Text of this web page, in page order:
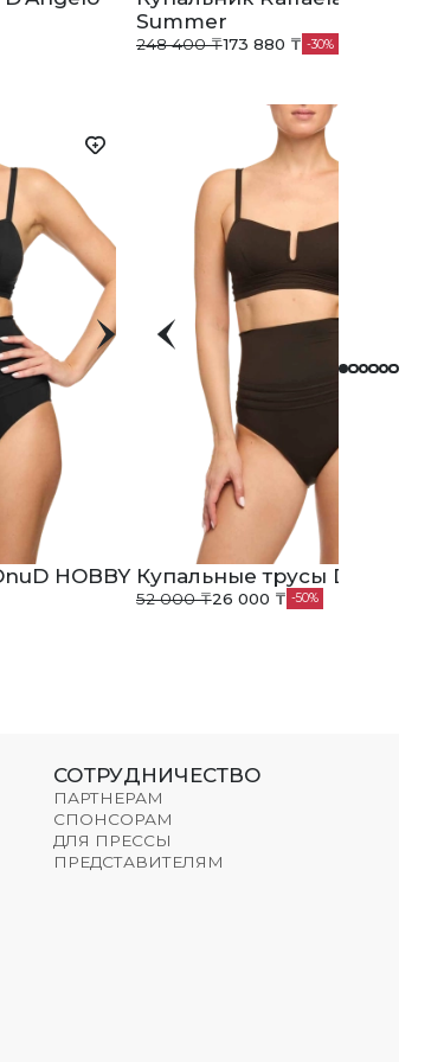
Summer
248 400 ₸173 880 ₸ 30
HOBBY Купальные трусы DnuD
52 000 ₸26 000 ₸ 50
СОТРУДНИЧЕСТВО
ПАРТНЕРАМ
СПОНСОРАМ
ДЛЯ ПРЕССЫ
ПРЕДСТАВИТЕЛЯМ